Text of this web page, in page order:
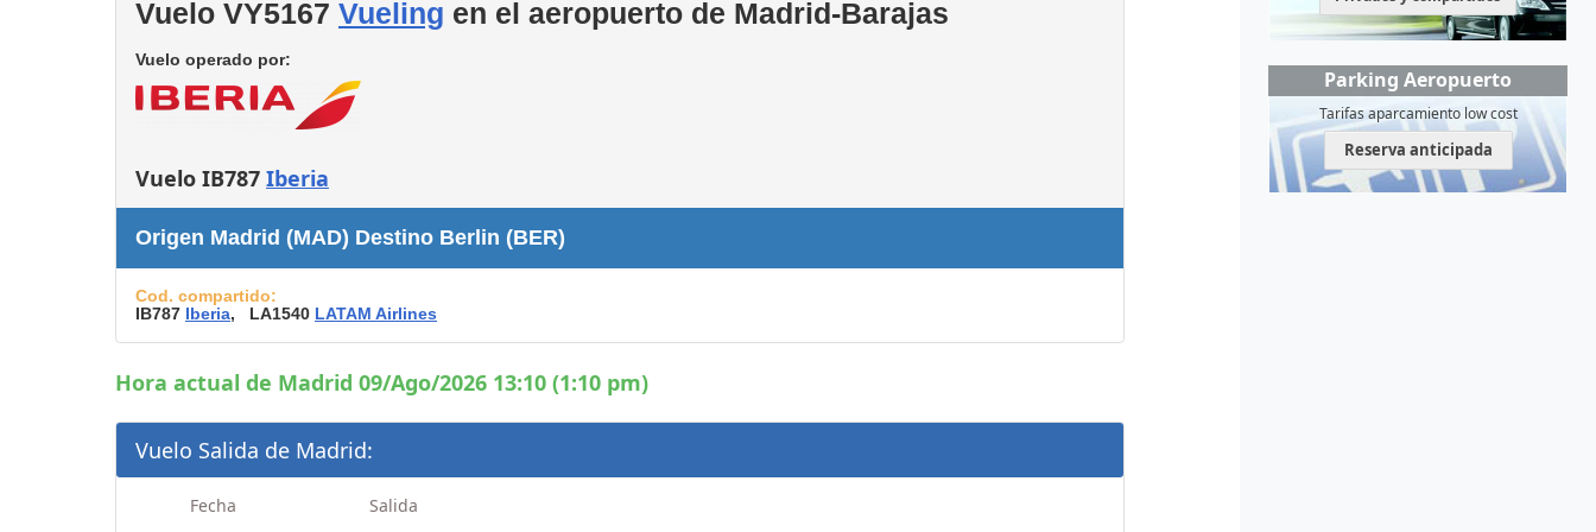
Vuelo VY5167 Vueling en el aeropuerto de Madrid-Barajas
Vuelo operado por:
Vuelo IB787 Iberia
Origen Madrid (MAD) Destino Berlin (BER)
Cod. compartido:
IB787 Iberia, LA1540 LATAM Airlines
Hora actual de Madrid 09/Ago/2026 13:10 (1:10 pm)
Vuelo Salida de Madrid:
Fecha Salida
Parking Aeropuerto
Tarifas aparcamiento low cost
Reserva anticipada
Consignas
Áreas WiFi / Internet